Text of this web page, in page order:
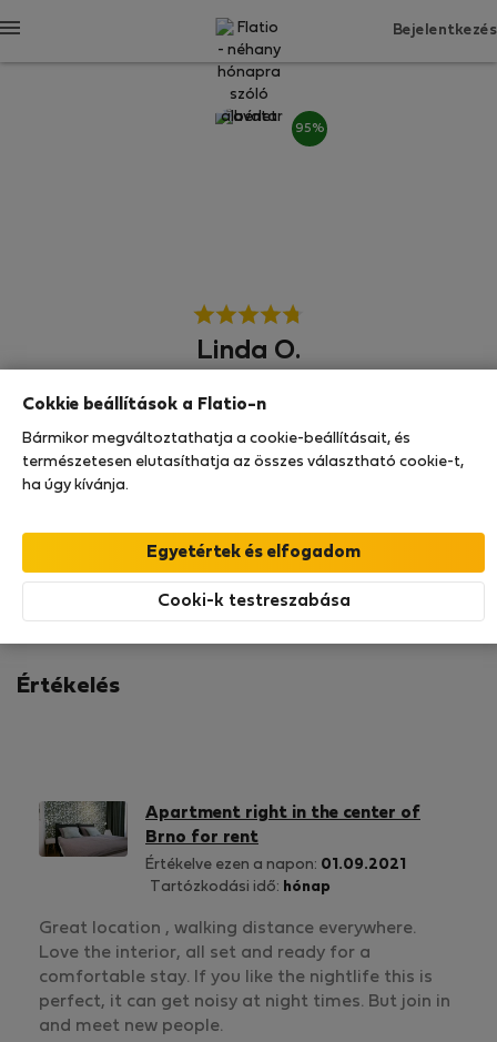
Bejelentkezés
95%
Linda O.
A környék hőse
Brno, Selca
Értékelés és referenciák
1
Ajánlatok
1
Értékelés
Apartment right in the center of
Brno for rent
Értékelve ezen a napon: 01.09.2021
Tartózkodási idő: hónap
Great location , walking distance everywhere.
Love the interior, all set and ready for a
comfortable stay. If you like the nightlife this is
perfect, it can get noisy at night times. But join in
and meet new people.
Cokkie beállítások a Flatio-n
Bármikor megváltoztathatja a cookie-beállításait, és
természetesen elutasíthatja az összes választható cookie-t,
ha úgy kívánja.
Cooki-k testreszabása